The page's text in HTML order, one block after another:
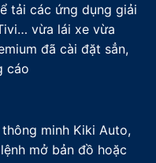
tải các ứng dụng giải
vừa lái xe vừa
đã cài đặt sẳn,
cáo
minh Kiki Auto,
mở bản đồ hoặc